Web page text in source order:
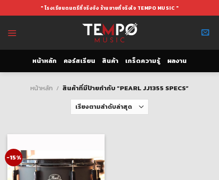
to
" โรงเรียนดนตรีที่จริงจัง ร้านขายที่จริงใจ TEMPO MUSIC "
หน้าหลัก คอร์สเรียน สินค้า เกร็ดความรู้ ผลงาน
หน้าหลัก / สินค้าที่มีป้ายกำกับ “PEARL JJ1355 SPECS”
-15%